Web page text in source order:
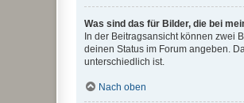
Was sind das für Bilder, die bei
In der Beitragsansicht können zwei
deinen Status im Forum angeben.
unterschiedlich ist.
Nach oben